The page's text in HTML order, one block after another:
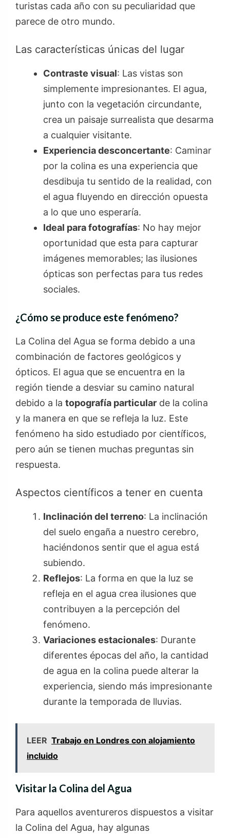
turistas cada año con su peculiaridad que
parece de otro mundo.
Las características únicas del lugar
Contraste visual: Las vistas son
simplemente impresionantes. El agua,
junto con la vegetación circundante,
crea un paisaje surrealista que desarma
a cualquier visitante.
Experiencia desconcertante: Caminar
por la colina es una experiencia que
desdibuja tu sentido de la realidad, con
el agua fluyendo en dirección opuesta
a lo que uno esperaría.
Ideal para fotografías: No hay mejor
oportunidad que esta para capturar
imágenes memorables; las ilusiones
ópticas son perfectas para tus redes
sociales.
¿Cómo se produce este fenómeno?
La Colina del Agua se forma debido a una
combinación de factores geológicos y
ópticos. El agua que se encuentra en la
región tiende a desviar su camino natural
debido a la topografía particular de la colina
y la manera en que se refleja la luz. Este
fenómeno ha sido estudiado por científicos,
pero aún se tienen muchas preguntas sin
respuesta.
Aspectos científicos a tener en cuenta
Inclinación del terreno: La inclinación
del suelo engaña a nuestro cerebro,
haciéndonos sentir que el agua está
subiendo.
Reflejos: La forma en que la luz se
refleja en el agua crea ilusiones que
contribuyen a la percepción del
fenómeno.
Variaciones estacionales: Durante
diferentes épocas del año, la cantidad
de agua en la colina puede alterar la
experiencia, siendo más impresionante
durante la temporada de lluvias.
LEER Trabajo en Londres con alojamiento
incluido
Visitar la Colina del Agua
Para aquellos aventureros dispuestos a visitar
la Colina del Agua, hay algunas